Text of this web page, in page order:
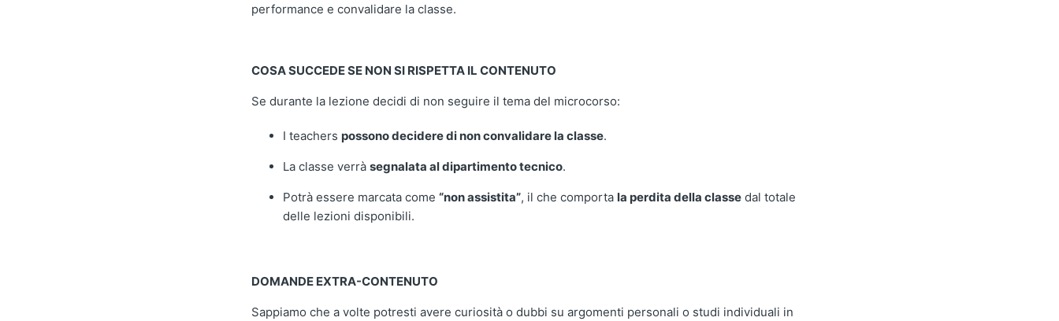
performance e convalidare la classe.
COSA SUCCEDE SE NON SI RISPETTA IL CONTENUTO
Se durante la lezione decidi di non seguire il tema del microcorso:
I teachers possono decidere di non convalidare la classe.
La classe verràsegnalata al dipartimento tecnico.
Potrà essere marcata come“non assistita”, il che comporta la perdita della classe dal totale
delle lezioni disponibili.
DOMANDE EXTRA-CONTENUTO
Sappiamo che a volte potresti avere curiosità o dubbi su argomenti personali o studi individuali in